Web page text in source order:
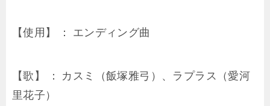
【使用】 ： エンディング曲
【歌】 ： カスミ（飯塚雅弓）、ラプラス（愛河
里花子）